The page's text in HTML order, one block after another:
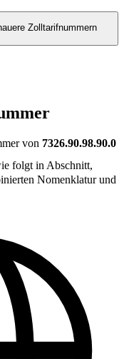
Zolltarifnummern
von 7326.90.98.90.0
folgt in Abschnitt,
Nomenklatur und